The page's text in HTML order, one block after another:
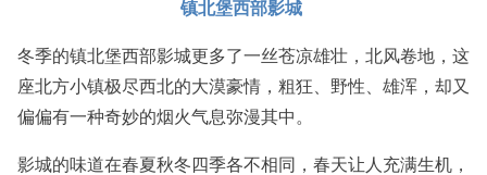
镇北堡西部影城
冬季的镇北堡西部影城更多了一丝苍凉雄壮，北风卷地，这
座北方小镇极尽西北的大漠豪情，粗狂、野性、雄浑，却又
偏偏有一种奇妙的烟火气息弥漫其中。
影城的味道在春夏秋冬四季各不相同，春天让人充满生机，